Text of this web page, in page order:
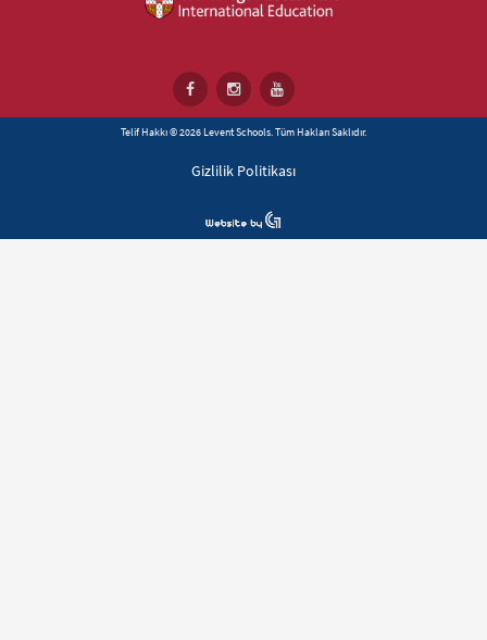
Telif Hakkı © 2026 Levent Schools. Tüm Hakları Saklıdır.
Gizlilik Politikası